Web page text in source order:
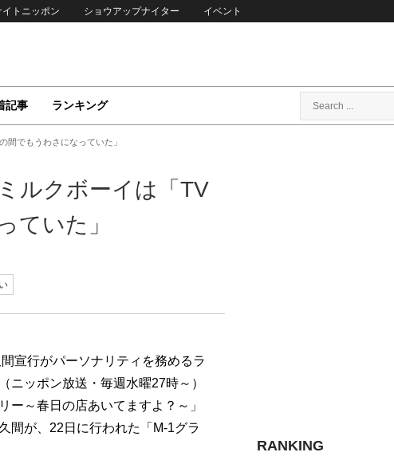
イトニッポン ショウアップナイター イベント
記事 ランキング
間でもうわさになっていた」
ルクボーイは「TV
ていた」
宣行がパーソナリティを務めるラ
ニッポン放送・毎週水曜27時～）
ー～春日の店あいてますよ？～」
間が、22日に行われた「M-1グラ
RANKING